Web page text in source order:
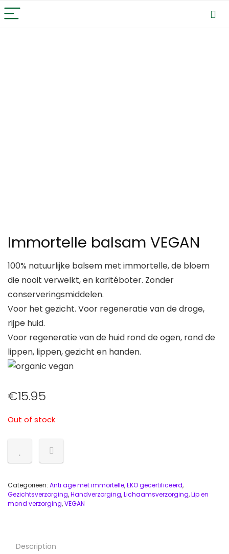
Immortelle balsam VEGAN
100% natuurlijke balsem met immortelle, de bloem
die nooit verwelkt, en karitéboter. Zonder
conserveringsmiddelen.
Voor het gezicht. Voor regeneratie van de droge,
rijpe huid.
Voor regeneratie van de huid rond de ogen, rond de
lippen, lippen, gezicht en handen.
€15.95
Out of stock
Categorieën: Anti age met immortelle,EKO gecertificeerd,
Gezichtsverzorging,Handverzorging,Lichaamsverzorging,Lip en
mond verzorging,VEGAN
Description